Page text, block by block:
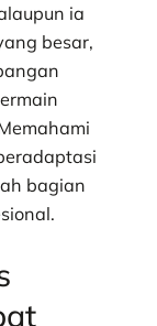
ia
besar,
bagian